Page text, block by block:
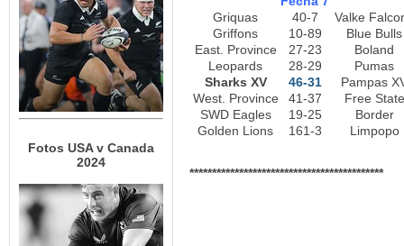
Fotos USA v Canada
2024
Griquas
40-7
Valke
Griffons
10-89
Blue Bulls
East. Province
27-23
Boland
Leopards
28-29
Pumas
Sharks XV
46-31
Pampas
West. Province
41-37
Free State
SWD Eagles
19-25
Border
Golden Lions
161-3 Limpopo
*******************************************